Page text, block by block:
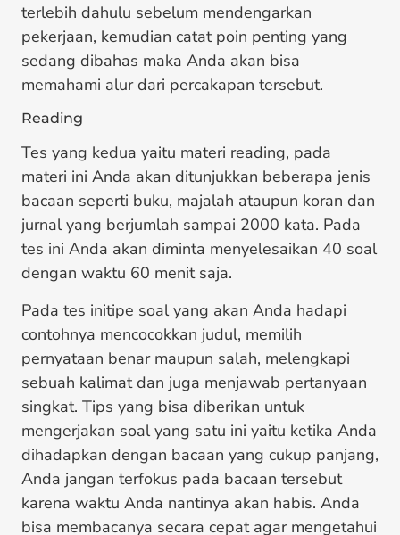
terlebih dahulu sebelum mendengarkan
pekerjaan, kemudian catat poin penting yang
sedang dibahas maka Anda akan bisa
memahami alur dari percakapan tersebut.
Reading
Tes yang kedua yaitu materi reading, pada
materi ini Anda akan ditunjukkan beberapa jenis
bacaan seperti buku, majalah ataupun koran dan
jurnal yang berjumlah sampai 2000 kata. Pada
tes ini Anda akan diminta menyelesaikan 40 soal
dengan waktu 60 menit saja.
Pada tes initipe soal yang akan Anda hadapi
contohnya mencocokkan judul, memilih
pernyataan benar maupun salah, melengkapi
sebuah kalimat dan juga menjawab pertanyaan
singkat. Tips yang bisa diberikan untuk
mengerjakan soal yang satu ini yaitu ketika Anda
dihadapkan dengan bacaan yang cukup panjang,
Anda jangan terfokus pada bacaan tersebut
karena waktu Anda nantinya akan habis. Anda
bisa membacanya secara cepat agar mengetahui